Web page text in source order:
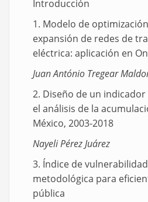
Introducción
1. Modelo de
expansión de redes de
eléctrica: aplicación en
Juan António Tregear
2. Diseño de un
el análisis de la
México, 2003-2018
Nayeli Pérez Juárez
3. Índice de
metodológica para
pública